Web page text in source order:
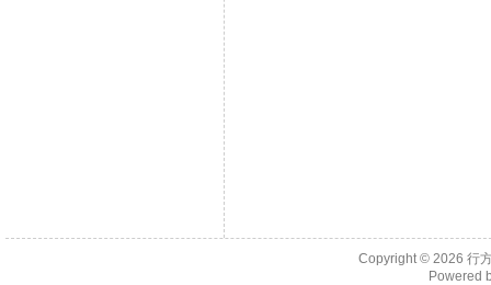
Copyright © 2026行
Powered